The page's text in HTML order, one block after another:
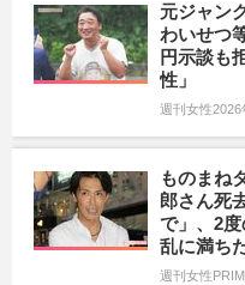
元ジャン
わいせつ
円示談も
性」
週刊女性
ものまね
郎さん死
で」、2
乱に満ち
週刊女性